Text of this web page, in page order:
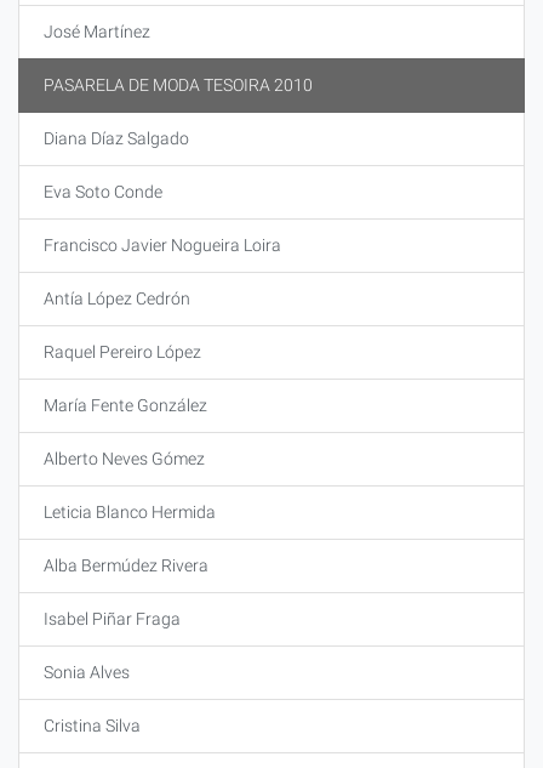
José Martínez
PASARELA DE MODA TESOIRA 2010
Diana Díaz Salgado
Eva Soto Conde
Francisco Javier Nogueira Loira
Antía López Cedrón
Raquel Pereiro López
María Fente González
Alberto Neves Gómez
Leticia Blanco Hermida
Alba Bermúdez Rivera
Isabel Piñar Fraga
Sonia Alves
Cristina Silva